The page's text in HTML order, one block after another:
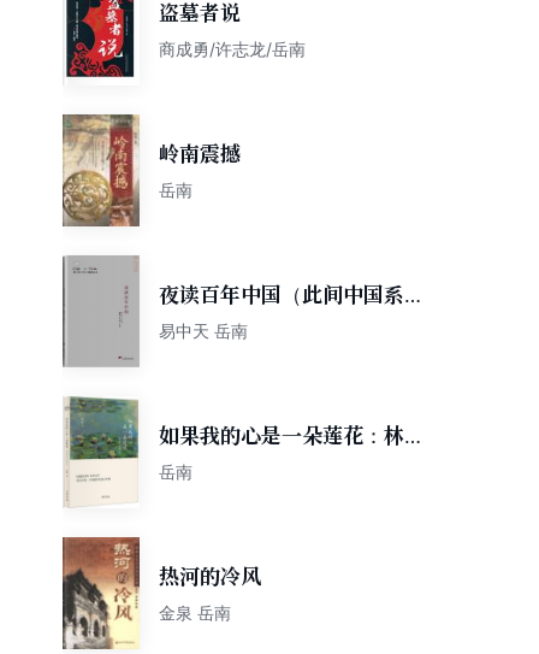
盗墓者说
商成勇/许志龙/岳南
岭南震撼
岳南
夜读百年中国（此间中国系
列）
易中天 岳南
如果我的心是一朵莲花：林徽
因时代的追忆
岳南
热河的冷风
金泉 岳南